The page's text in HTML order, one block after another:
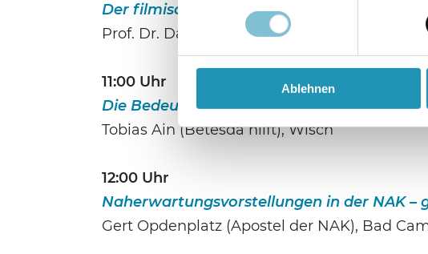
Ablehnen
Der filmische Weltuntergang. Variationen
Prof. Dr. Daria Pezzoli-Olgiati, München
11:00 Uhr
Die Bedeutung von Endzeitängsten bei
Tobias Ain (Betesda hilft), Wisch
12:00 Uhr
Naherwartungsvorstellungen in der NAK –
Gert Opdenplatz (Apostel der NAK), Bad